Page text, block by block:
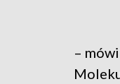
–